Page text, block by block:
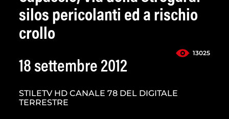
silos pericolanti ed a rischio
crollo
13025
18 settembre 2012
STILETV HD CANALE 78 DEL DIGITALE
TERRESTRE